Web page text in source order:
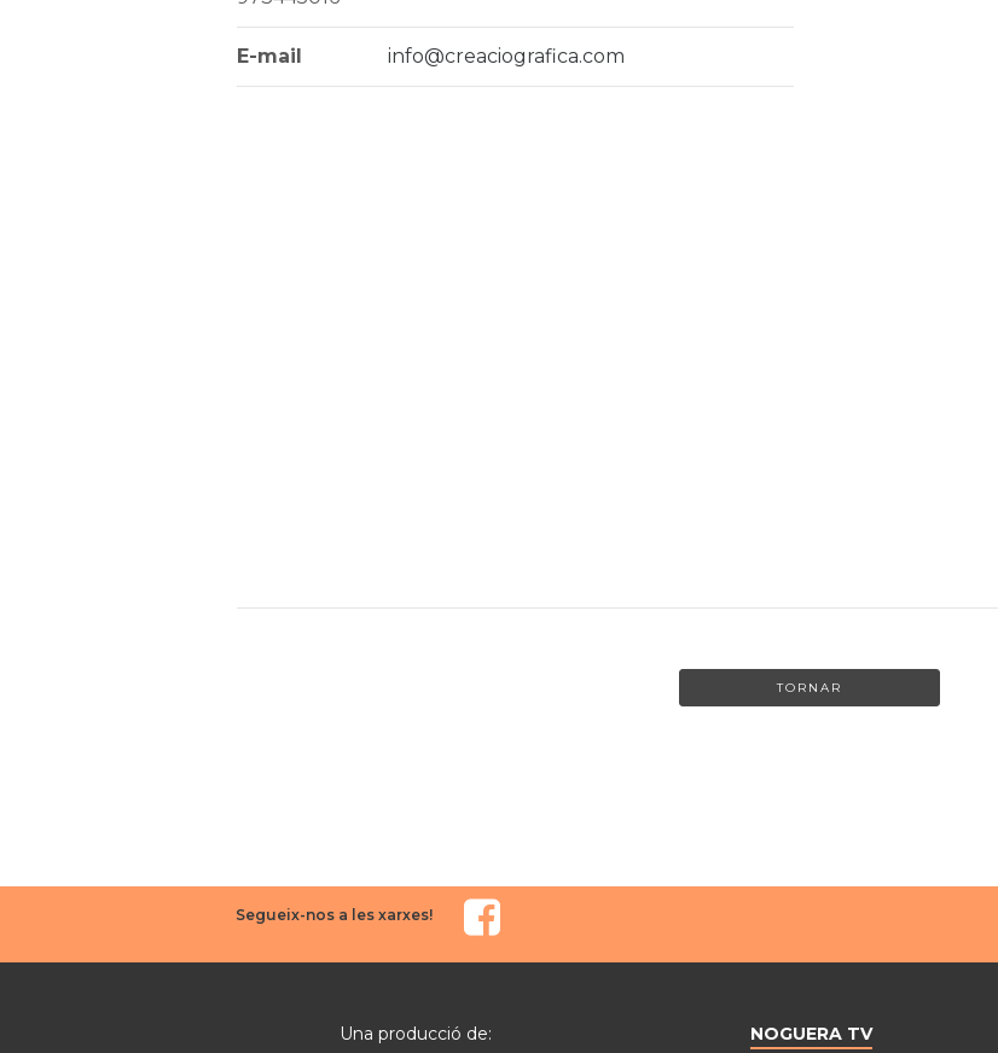
E-mail info@creaciografica.com
TORNAR
Segueix-nos a les xarxes!
Una producció de: NOGUERA TV